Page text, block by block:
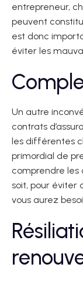
entrepreneur,
peuvent
est donc
éviter les
Un autre
contrats
les différentes
primordial de
comprendre les
soit, pour éviter
vous aurez